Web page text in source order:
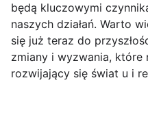
będą kluczowymi
naszych działań. Warto
się już teraz do
zmiany i wyzwania, które
rozwijający się świat u i